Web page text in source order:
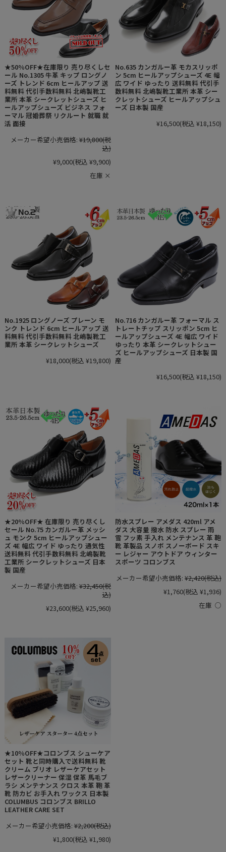
★50%OFF★在庫限り 売り尽くしセ
ール No.1305 牛革 キップ ロングノ
ーズ トレンド 6cm ヒールアップ 送
料無料 代引手数料無料 北嶋製靴工
業所 本革 シークレットシューズ ヒ
ールアップシューズ ビジネス フォ
ーマル 冠婚葬祭 リクルート 就職 就
活 面接
メーカー希望小売価格:¥19,800(税
込)
¥9,000(税込 ¥9,900)
在庫 ×
No.635 カンガルー革 モカスリッポ
ン 5cm ヒールアップシューズ 4E 幅
広 ワイド ゆったり 送料無料 代引手
数料無料 北嶋製靴工業所 本革 シー
クレットシューズ ヒールアップシュ
ーズ 日本製 国産
¥16,500(税込 ¥18,150)
No.1925 ロングノーズ プレーン モ
ンク トレンド 6cm ヒールアップ 送
料無料 代引手数料無料 北嶋製靴工
業所 本革 シークレットシューズ
¥18,000(税込 ¥19,800)
No.716 カンガルー革 フォーマル ス
トレートチップ スリッポン 5cm ヒ
ールアップシューズ 4E 幅広 ワイド
ゆったり 本革 シークレットシュー
ズ ヒールアップシューズ 日本製 国
産
¥16,500(税込 ¥18,150)
★20%OFF★ 在庫限り 売り尽くし
セール No.75 カンガルー革 メッシ
ュ モンク 5cm ヒールアップシュー
ズ 4E 幅広 ワイド ゆったり 通気性
送料無料 代引手数料無料 北嶋製靴
工業所 シークレットシューズ 日本
製 国産
メーカー希望小売価格:¥32,450(税
込)
¥23,600(税込 ¥25,960)
防水スプレー アメダス 420ml アメ
ダス 大容量 撥水 防水 スプレー 雨
雪 フッ素 手入れ メンテナンス 革 鞄
靴 革製品 スノボ スノーボード スキ
ー レジャー アウトドア ウィンター
スポーツ コロンブス
メーカー希望小売価格: ¥2,420(税込)
¥1,760(税込 ¥1,936)
在庫 ○
★10%OFF★コロンブス シューケア
セット 靴と同時購入で送料無料 靴
クリーム ブリオ レザーケアセット
レザークリーナー 保湿 保革 馬毛ブ
ラシ メンテナンス クロス 本革 鞄 革
靴 防カビ お手入れ ワックス 日本製
COLUMBUS コロンブス BRILLO
LEATHER CARE SET
メーカー希望小売価格:¥2,200(税込)
¥1,800(税込 ¥1,980)